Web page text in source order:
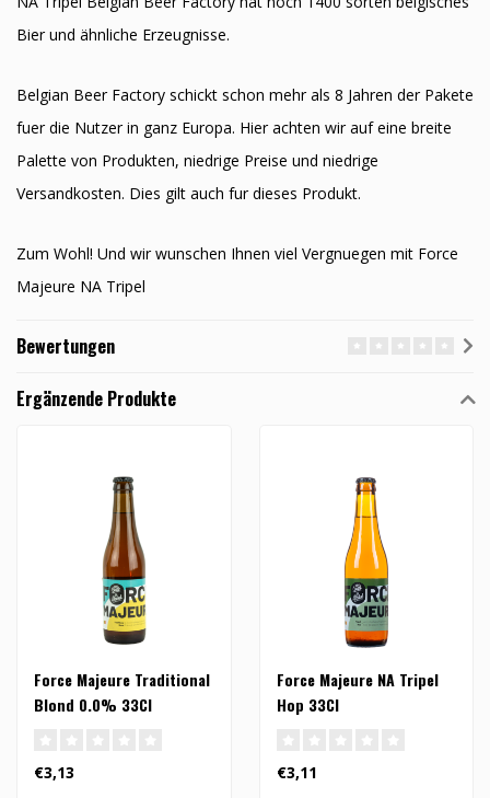
Bier und ähnliche Erzeugnisse.
Belgian Beer Factory schickt schon mehr als 8 Jahren der Pakete
fuer die Nutzer in ganz Europa. Hier achten wir auf eine breite
Palette von Produkten, niedrige Preise und niedrige
Versandkosten. Dies gilt auch fur dieses Produkt.
Zum Wohl! Und wir wunschen Ihnen viel Vergnuegen mit Force
Majeure NA Tripel
Bewertungen
Ergänzende Produkte
Force Majeure Traditional
Blond 0.0% 33Cl
€3,13
Force Majeure NA Tripel
Hop 33Cl
€3,11